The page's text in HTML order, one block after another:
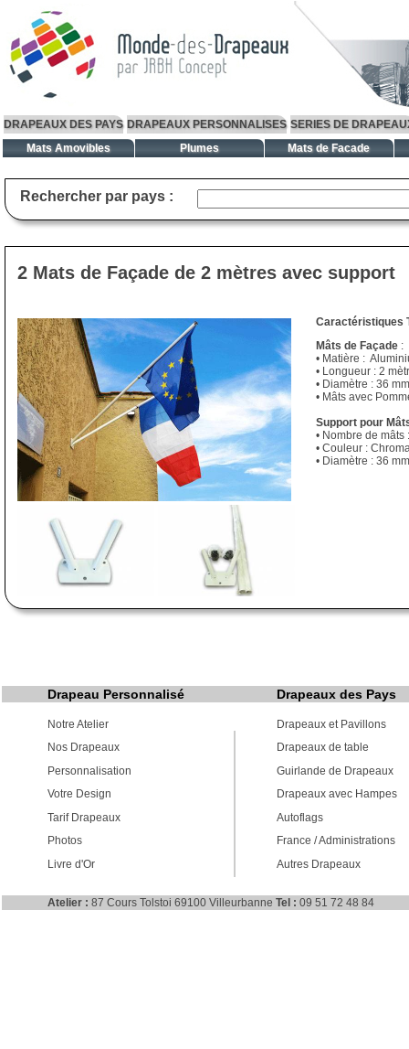
DRAPEAUX DES PAYS DRAPEAUX PERSONNALISES SERIES DE
Mats Amovibles
Plumes Mats de Facade
Rechercher par pays :
2 Mats de Façade de 2 mètres avec support
Caractéristiques
Mâts de Façade :
• Matière :
• Longueur : 2
• Diamètre : 36 mm
• Mâts avec
Support pour
• Nombre de mâts
• Couleur :
• Diamètre : 36 mm
Drapeau Personnalisé Drapeaux des Pays
Notre Atelier
Drapeaux et Pavillons
Nos Drapeaux
Drapeaux de table
Personnalisation
Guirlande de Drapeaux
Votre Design
Drapeaux avec Hampes
Tarif Drapeaux
Autoflags
Photos
France / Administrations
Livre d'Or
Autres Drapeaux
Atelier : 87 Cours Tolstoi 69100 Villeurbanne Tel : 09 51 72 48 84